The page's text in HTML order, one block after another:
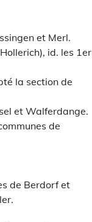
et Merl.
id. les 1er
la section de
et Walferdange.
de
de Berdorf et